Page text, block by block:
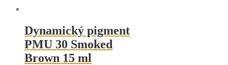
Dynamický pigment
PMU 30 Smoked
Brown 15 ml